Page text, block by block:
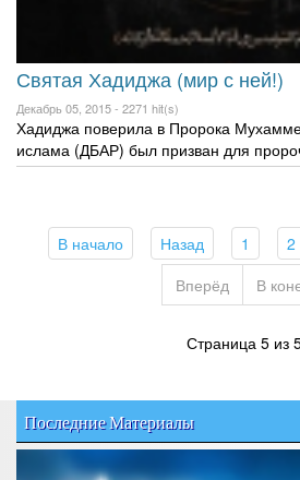
Святая Хадиджа (мир с ней!)
Декабрь 05, 2015 - 2271 hit(s)
Хадиджа поверила в Пророка
ислама (ДБАР) был призван для
В начало(current)Назад(current)
1 (current)
2
Вперёд В
Страница 5 из
Последние Материалы